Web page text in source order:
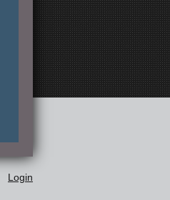
Login